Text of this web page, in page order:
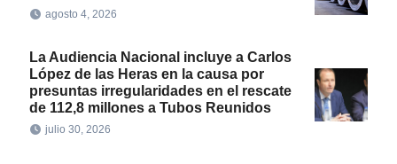
agosto 4, 2026
La Audiencia Nacional incluye a Carlos
López de las Heras en la causa por
presuntas irregularidades en el rescate
de 112,8 millones a Tubos Reunidos
julio 30, 2026